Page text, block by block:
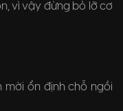
vì vậy đừng bỏ lỡ cơ
mời ổn định chỗ ngồi